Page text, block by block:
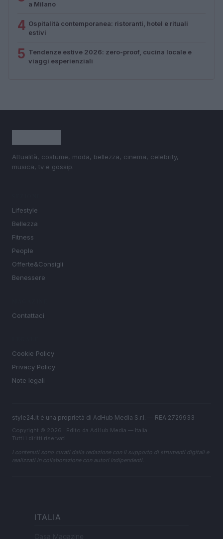
a Milano
4 Ospitalità contemporanea: ristoranti, hotel e rituali
estivi
5 Tendenze estive 2026: zero-proof, cucina locale e
viaggi esperienziali
Attualità, costume, moda, bellezza, cinema, celebrity,
musica, tv e gossip.
Lifestyle
Bellezza
Fitness
People
Offerte&Consigli
Benessere
Contattaci
Cookie Policy
Privacy Policy
Note legali
style24.it è una proprietà di AdHub Media S.r.l. — REA 2729933
Copyright © 2026 · Edito da AdHub Media — Italia
Tutti i diritti riservati
I contenuti sono curati dalla redazione con il supporto di strumenti digitali e
realizzati in collaborazione con autori indipendenti.
ITALIA
Casa Magazine